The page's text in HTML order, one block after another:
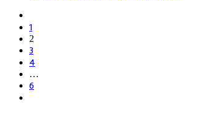
1
2
3
4
…
6